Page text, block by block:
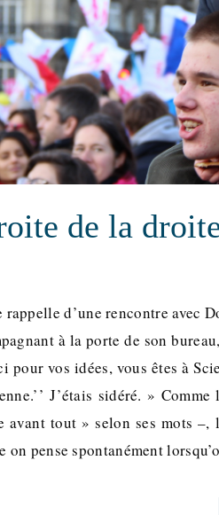
de la
rappelle d’une rencontre avec
à la porte de son
pour vos idées, vous êtes à
J’étais sidéré. »
avant tout » selon ses mots –,
on pense spontanément